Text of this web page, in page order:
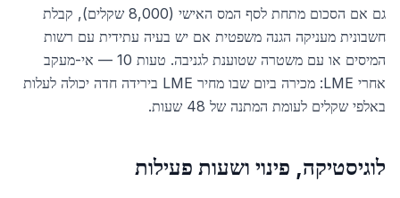
גם אם הסכום מתחת לסף המס האישי (8,000 שקלים), קבלת
חשבונית מעניקה הגנה משפטית אם יש בעיה עתידית עם רשות
המיסים או עם משטרה שטוענת לגניבה. טעות 10 — אי-מעקב
אחרי LME: מכירה ביום שבו מחיר LME בירידה חדה יכולה לעלות
באלפי שקלים לעומת המתנה של 48 שעות.
לוגיסטיקה, פינוי ושעות פעילות